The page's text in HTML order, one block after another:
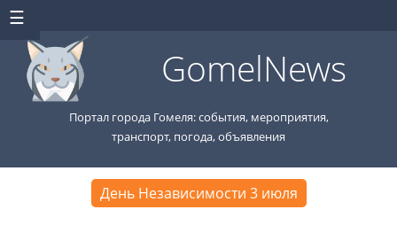
GomelNews
Портал города Гомеля: события, мероприятия,
транспорт, погода, объявления
День Независимости 3 июля